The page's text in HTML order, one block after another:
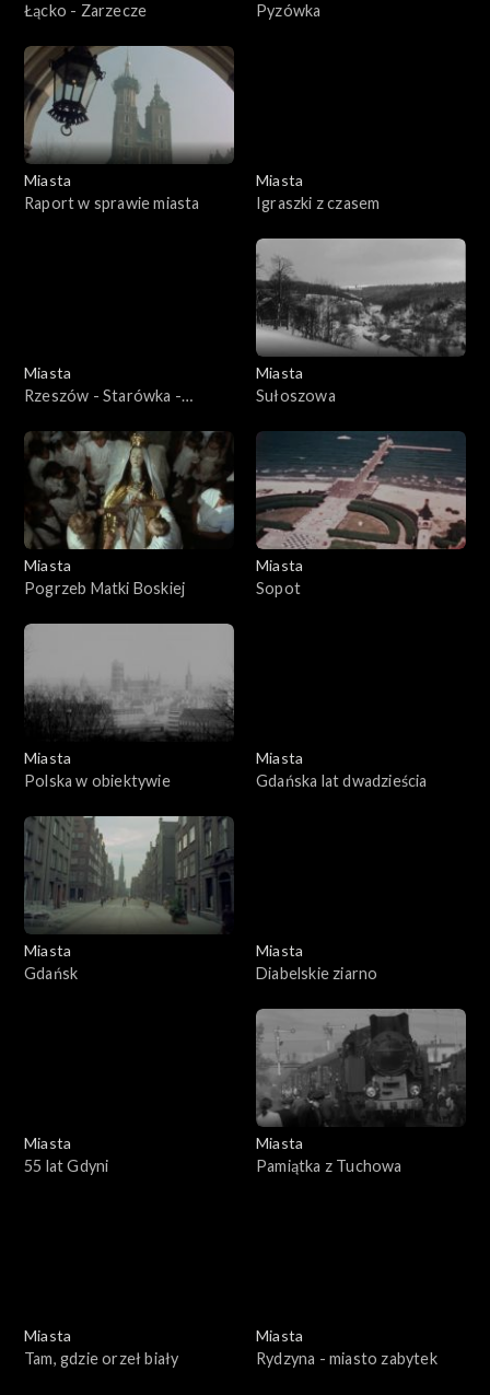
Łącko - Zarzecze
Pyzówka
Miasta
Raport w sprawie miasta
Miasta
Igraszki z czasem
Miasta
Rzeszów - Starówka -
Rzeszowa
Miasta
Sułoszowa
Miasta
Pogrzeb Matki Boskiej
Miasta
Sopot
Miasta
Polska w obiektywie
Miasta
Gdańska lat dwadzieścia
Miasta
Gdańsk
Miasta
Diabelskie ziarno
Miasta
55 lat Gdyni
Miasta
Pamiątka z Tuchowa
Miasta
Tam, gdzie orzeł biały
Miasta
Rydzyna - miasto zabytek